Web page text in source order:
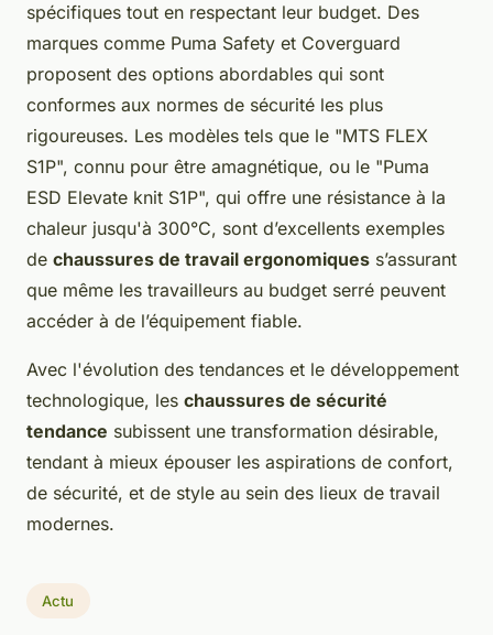
spécifiques tout en respectant leur budget. Des
marques comme Puma Safety et Coverguard
proposent des options abordables qui sont
conformes aux normes de sécurité les plus
rigoureuses. Les modèles tels que le "MTS FLEX
S1P", connu pour être amagnétique, ou le "Puma
ESD Elevate knit S1P", qui offre une résistance à la
chaleur jusqu'à 300°C, sont d’excellents exemples
de chaussures de travail ergonomiques s’assurant
que même les travailleurs au budget serré peuvent
accéder à de l’équipement fiable.
Avec l'évolution des tendances et le développement
technologique, les chaussures de sécurité
tendance subissent une transformation désirable,
tendant à mieux épouser les aspirations de confort,
de sécurité, et de style au sein des lieux de travail
modernes.
Actu